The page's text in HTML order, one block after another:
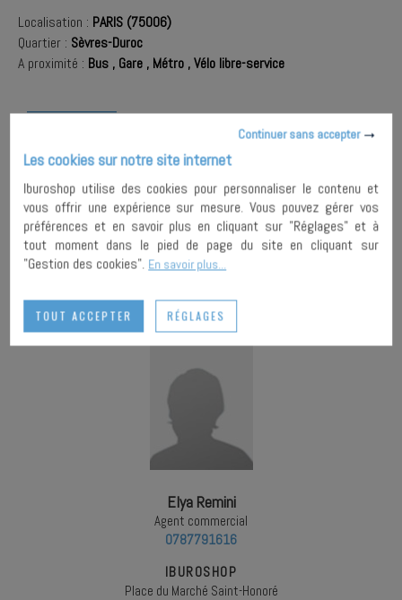
Localisation : PARIS (75006)
Quartier : Sèvres-Duroc
A proximité : Bus , Gare , Métro ,Vélo libre-service
SÉLECTION UN AMI
IMPRIMER
Elya Remini
Agent commercial
0787791616
IBUROSHOP
Place du Marché Saint-Honoré
Continuer sans accepter
Les cookies sur notre site internet
Iburoshop utilise des cookies pour personnaliser le contenu et
vous offrir une expérience sur mesure. Vous pouvez gérer vos
préférences et en savoir plus en cliquant sur "Réglages" et à
tout moment dans le pied de page du site en cliquant sur
"Gestion des cookies". En savoir plus...
TOUT ACCEPTER RÉGLAGES